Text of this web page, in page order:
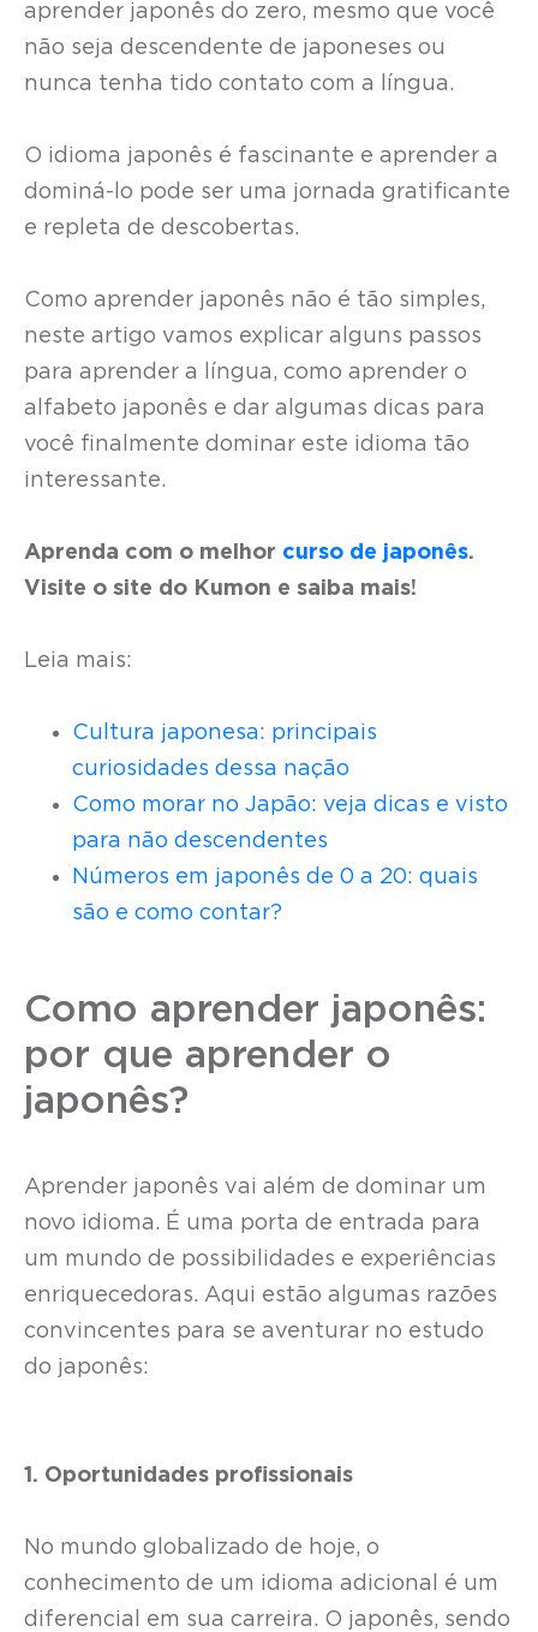
aprender japonês do zero, mesmo que você
não seja descendente de japoneses ou
nunca tenha tido contato com a língua.
O idioma japonês é fascinante e aprender a
dominá-lo pode ser uma jornada gratificante
e repleta de descobertas.
Como aprender japonês não é tão simples,
neste artigo vamos explicar alguns passos
para aprender a língua, como aprender o
alfabeto japonês e dar algumas dicas para
você finalmente dominar este idioma tão
interessante.
Aprenda com o melhor curso de japonês.
Visite o site do Kumon e saiba mais!
Leia mais:
Cultura japonesa: principais
curiosidades dessa nação
Como morar no Japão: veja dicas e visto
para não descendentes
Números em japonês de 0 a 20: quais
são e como contar?
Como aprender japonês:
por que aprender o
japonês?
Aprender japonês vai além de dominar um
novo idioma. É uma porta de entrada para
um mundo de possibilidades e experiências
enriquecedoras. Aqui estão algumas razões
convincentes para se aventurar no estudo
do japonês:
1. Oportunidades profissionais
No mundo globalizado de hoje, o
conhecimento de um idioma adicional é um
diferencial em sua carreira. O japonês, sendo